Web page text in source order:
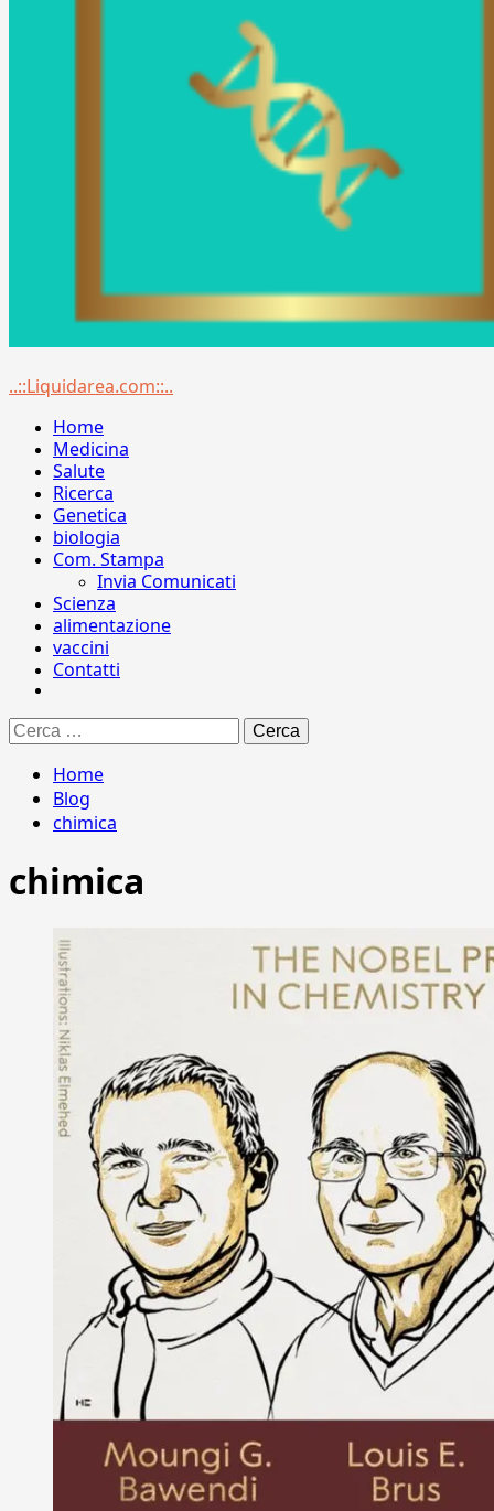
Menu
..::Liquidarea.com::..
Home
Medicina
Salute
Ricerca
Genetica
biologia
Com. Stampa
Invia Comunicati
Scienza
alimentazione
vaccini
Contatti
Ricerca
per:
Home
Blog
chimica
chimica